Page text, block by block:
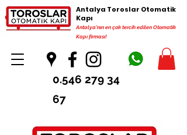
Antalya Toroslar Otomatik
Kapı
Antalya'nın en çok tercih edilen Otomatik
Kapı firması!
0.546 279 34
67